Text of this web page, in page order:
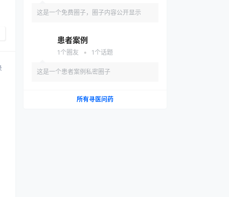
这是一个免费圈子，圈子内容公开显示
患者案例
1 个圈友 • 1 个话题
这是一个患者案例私密圈子
所有寻医问药